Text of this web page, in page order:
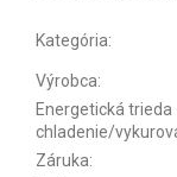
Kategória:
Výrobca:
Energetická trieda
chladenie/
Záruka: